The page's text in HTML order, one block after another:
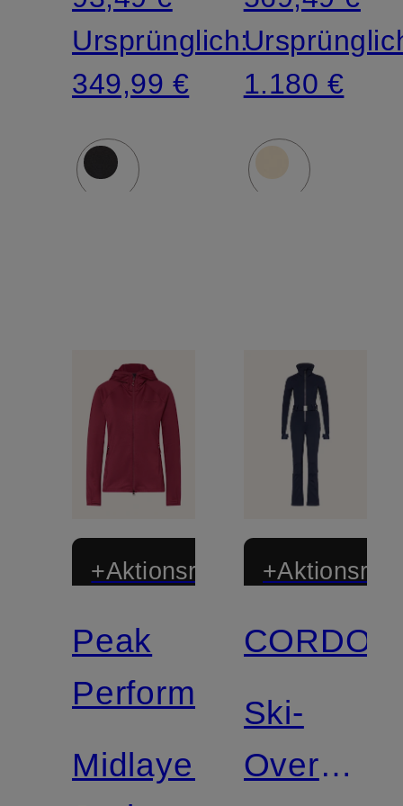
Ursprünglich:
349,99 €
1.180 €
+Aktionsrabatt
Peak
Performance
Midlayer-
Ski-
Overall